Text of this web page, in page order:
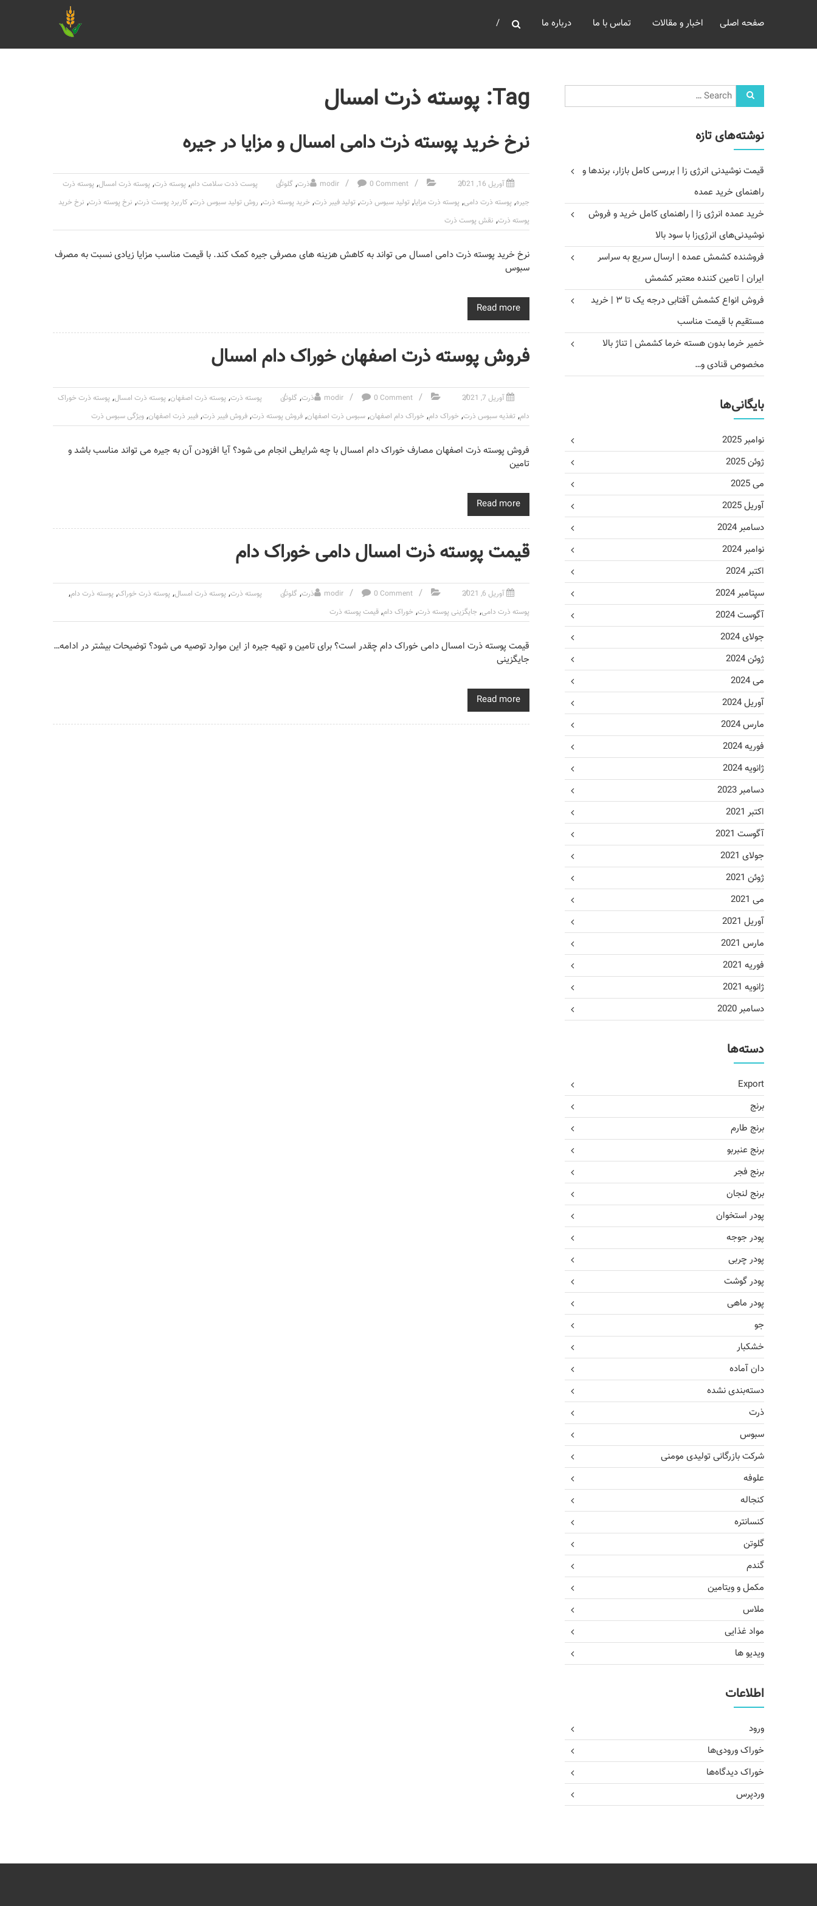
خرید
غلات
مومنی
صفحه اصلی اخبار و مقالات تماس با ما درباره ما
Tag: پوسته ذرت امسال
نرخ خرید پوسته ذرت دامی امسال و مزایا در جیره
آوریل 16, 2021 modir 0 Comment ذرت, گلوتن پوست ذدت سلامت دام, پوسته ذرت, پوسته ذرت امسال, پوسته ذرت
جیره, پوسته ذرت دامی, پوسته ذرت مزایا, تولید سبوس ذرت, تولید فیبر ذرت, خرید پوسته ذرت, روش تولید سبوس ذرت, کاربرد پوست ذرت, نرخ پوسته ذرت, نرخ خرید
پوسته ذرت, نقش پوست ذرت
نرخ خرید پوسته ذرت دامی امسال می تواند به کاهش هزینه های مصرفی جیره کمک کند. با قیمت مناسب مزایا زیادی نسبت به مصرف
سبوس
Read more
فروش پوسته ذرت اصفهان خوراک دام امسال
آوریل 7, 2021 modir 0 Comment ذرت, گلوتن پوسته ذرت, پوسته ذرت اصفهان, پوسته ذرت امسال, پوسته ذرت خوراک
دام, تغذیه سبوس ذرت, خوراک دام, خوراک دام اصفهان,سبوس ذرت اصفهان,فروش پوسته ذرت,فروش فیبر ذرت,فیبر ذرت اصفهان,ویژگی سبوس ذرت
فروش پوسته ذرت اصفهان مصارف خوراک دام امسال با چه شرایطی انجام می شود؟ آیا افزودن آن به جیره می تواند مناسب باشد و
تامین
Read more
قیمت پوسته ذرت امسال دامی خوراک دام
آوریل 6, 2021 modir 0 Comment ذرت, گلوتن پوسته ذرت, پوسته ذرت امسال, پوسته ذرت خوراک, پوسته ذرت دام,
پوسته ذرت دامی, جایگزینی پوسته ذرت, خوراک دام,قیمت پوسته ذرت
قیمت پوسته ذرت امسال دامی خوراک دام چقدر است؟ برای تامین و تهیه جیره از این موارد توصیه می شود؟ توضیحات بیشتر در ادامه…
جایگزینی
Read more
نوشته‌های تازه
قیمت نوشیدنی انرژی زا | بررسی کامل بازار، برندها و
راهنمای خرید عمده
خرید عمده انرژی زا | راهنمای کامل خرید و فروش
نوشیدنی‌های انرژی‌زا با سود بالا
فروشنده کشمش عمده | ارسال سریع به سراسر
ایران | تامین کننده معتبر کشمش
فروش انواع کشمش آفتابی درجه یک تا ۳ | خرید
مستقیم با قیمت مناسب
خمیر خرما بدون هسته خرما کشمش | تناژ بالا
مخصوص قنادی و…
بایگانی‌ها
نوامبر 2025
ژوئن 2025
می 2025
آوریل 2025
دسامبر 2024
نوامبر 2024
اکتبر 2024
سپتامبر 2024
آگوست 2024
جولای 2024
ژوئن 2024
می 2024
آوریل 2024
مارس 2024
فوریه 2024
ژانویه 2024
دسامبر 2023
اکتبر 2021
آگوست 2021
جولای 2021
ژوئن 2021
می 2021
آوریل 2021
مارس 2021
فوریه 2021
ژانویه 2021
دسامبر 2020
دسته‌ها
Export
برنج
برنج طارم
برنج عنبربو
برنج فجر
برنج لنجان
پودر استخوان
پودر جوجه
پودر چربی
پودر گوشت
پودر ماهی
جو
خشکبار
دان آماده
دسته‌بندی نشده
ذرت
سبوس
شرکت بازرگانی تولیدی مومنی
علوفه
کنجاله
کنسانتره
گلوتن
گندم
مکمل و ویتامین
ملاس
مواد غذایی
ویدیو ها
اطلاعات
ورود
خوراک ورودی‌ها
خوراک دیدگاه‌ها
وردپرس